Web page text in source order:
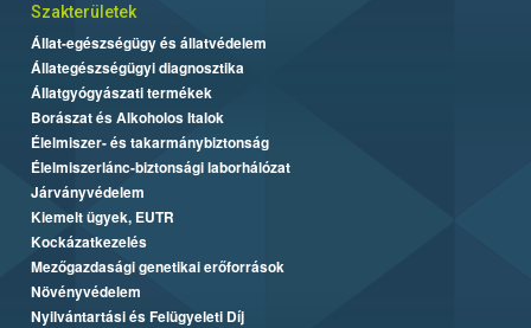
Szakterületek
Állat-egészségügy és állatvédelem
Állategészségügyi diagnosztika
Állatgyógyászati termékek
Borászat és Alkoholos Italok
Élelmiszer- és takarmánybiztonság
Élelmiszerlánc-biztonsági laborhálózat
Járványvédelem
Kiemelt ügyek, EUTR
Kockázatkezelés
Mezőgazdasági genetikai erőforrások
Növényvédelem
Nyilvántartási és Felügyeleti Díj